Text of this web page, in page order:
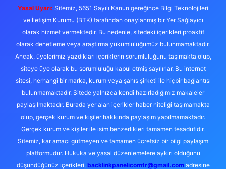
Yasal Uyarı: Sitemiz, 5651 Sayılı Kanun gereğince Bilgi Teknolojileri
ve İletişim Kurumu (BTK) tarafından onaylanmış bir Yer Sağlayıcı
olarak hizmet vermektedir. Bu nedenle, sitedeki içerikleri proaktif
olarak denetleme veya araştırma yükümlülüğümüz bulunmamaktadır.
Ancak, üyelerimiz yazdıkları içeriklerin sorumluluğunu taşımakta olup,
siteye üye olarak bu sorumluluğu kabul etmiş sayılırlar. Bu internet
sitesi, herhangi bir marka, kurum veya şahıs şirketi ile hiçbir bağlantısı
bulunmamaktadır. Sitede yalnızca kendi hazırladığımız makaleler
paylaşılmaktadır. Burada yer alan içerikler haber niteliği taşımamakta
olup, gerçek kurum ve kişiler hakkında paylaşım yapılmamaktadır.
Gerçek kurum ve kişiler ile isim benzerlikleri tamamen tesadüfidir.
Sitemiz, kar amacı gütmeyen ve tamamen ücretsiz bir bilgi paylaşım
platformudur. Hukuka ve yasal düzenlemelere aykırı olduğunu
düşündüğünüz içerikleri, backlinkpanelicomtr@gmail.comadresine